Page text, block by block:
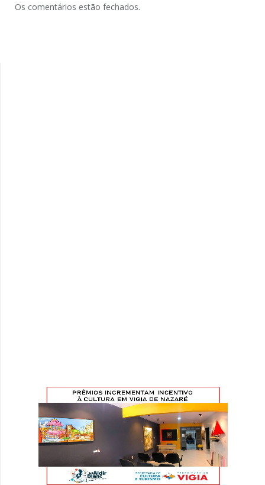
Os comentários estão fechados.